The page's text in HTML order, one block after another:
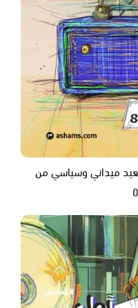
ميداني وسياسي من